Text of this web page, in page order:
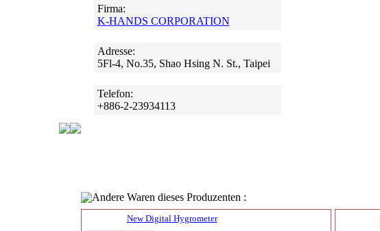
Firma:
K-HANDS CORPORATION
Adresse:
5Fl-4, No.35, Shao Hsing N. St., Taipei
Telefon:
+886-2-23934113
Andere Waren dieses Produzenten :
New Digital Hygrometer